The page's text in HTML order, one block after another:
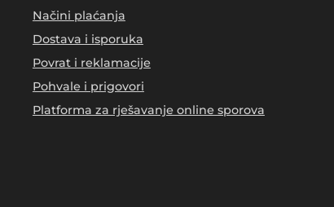
Načini plaćanja
Dostava i isporuka
Povrat i reklamacije
Pohvale i prigovori
Platforma za rješavanje online sporova